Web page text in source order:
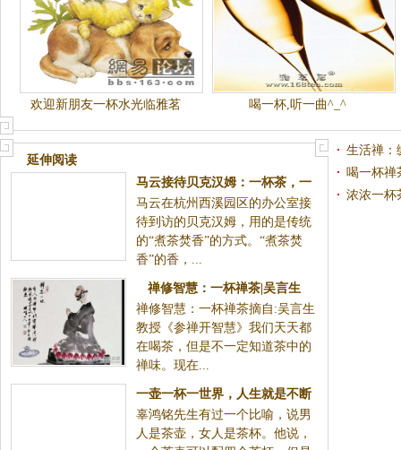
欢迎新朋友一杯水光临雅茗
居！
喝一杯,听一曲^_^
延伸阅读
马云接待贝克汉姆：一杯茶，一
马云在杭州西溪园区的办公室接待到访的贝克汉姆，用
的是传统的“煮茶焚香”的方式。“煮茶焚香”的香，...
禅修智慧：一杯禅茶摘自:吴言生
教授《参禅开智慧》我们天天都
在喝茶，但是不一定知道茶中的
禅味。现在...
一壶一杯一世界，人生就是不断
放低姿态吸纳别人智慧的过程
辜鸿铭先生有过一个比喻，说男人是茶壶，女人是茶
生活禅：
喝一杯禅
浓浓一杯